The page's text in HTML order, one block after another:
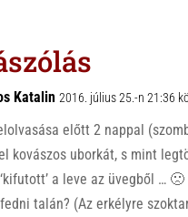
o
o
k
Katalin 2016. július 25.-n 21:36
előtt 2 nappal
kovászos uborkát, s mint
a leve az üvegből … 🙁
talán? (Az erkélyre